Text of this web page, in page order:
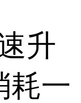
升
耗一